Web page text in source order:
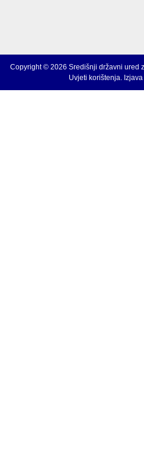
Copyright © 2026 Središnji državni ured
Uvjeti korištenja.